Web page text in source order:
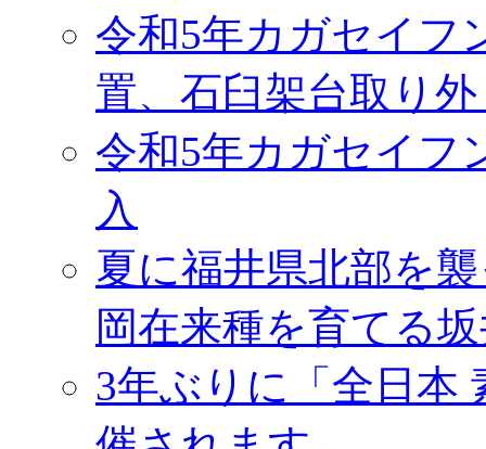
令和5年カガセイフ
置、石臼架台取り
令和5年カガセイフ
入
夏に福井県北部を
岡在来種を育てる
3年ぶりに「全日本